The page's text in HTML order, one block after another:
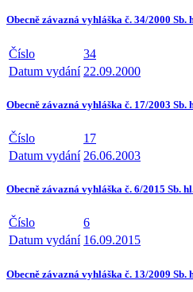
Obecně závazná vyhláška č. 34/2000 Sb.
Číslo
34
Datum vydání 22.09.2000
Obecně závazná vyhláška č. 17/2003 Sb.
Číslo
17
Datum vydání 26.06.2003
Obecně závazná vyhláška č. 6/2015 Sb.
Číslo
6
Datum vydání 16.09.2015
Obecně závazná vyhláška č. 13/2009 Sb.